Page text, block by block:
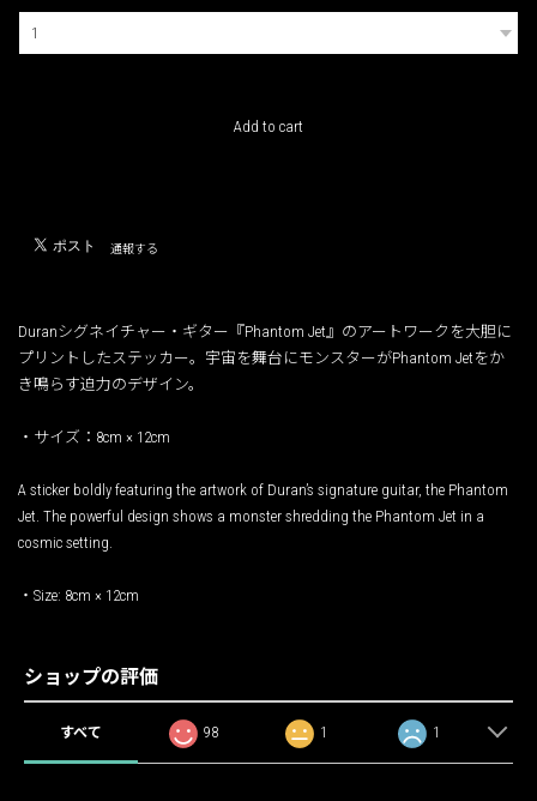
Add to cart
通報する
Duranシグネイチャー・ギター『Phantom Jet』のアートワークを大胆に
プリントしたステッカー。宇宙を舞台にモンスターがPhantom Jetをか
き鳴らす迫力のデザイン。
・サイズ：8cm × 12cm
A sticker boldly featuring the artwork of Duran’s signature guitar, the Phantom
Jet. The powerful design shows a monster shredding the Phantom Jet in a
cosmic setting.
・Size: 8cm × 12cm
ショップの評価
すべて 98 1 1